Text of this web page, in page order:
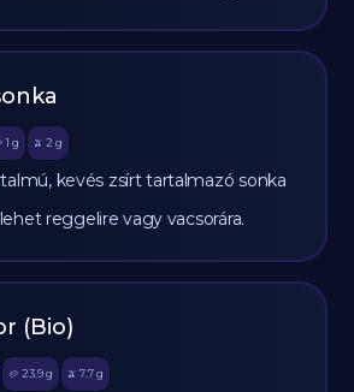
1 g 🫒 2 g
kevés zsírt tartalmazó sonka
reggelire vagy vacsorára.
(Bio)
🥔 23.9g 🫒 7.7 g